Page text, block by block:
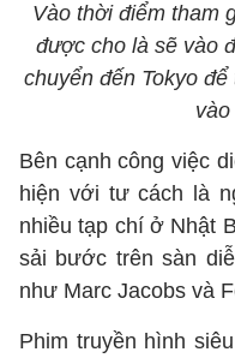
Vào thời điểm tham
được cho là sẽ vào
chuyển đến Tokyo
Bên cạnh công việc
hiện với tư cách là
nhiều tạp chí ở Nhật
sải bước trên sàn
như Marc Jacobs và
Phim truyền hình